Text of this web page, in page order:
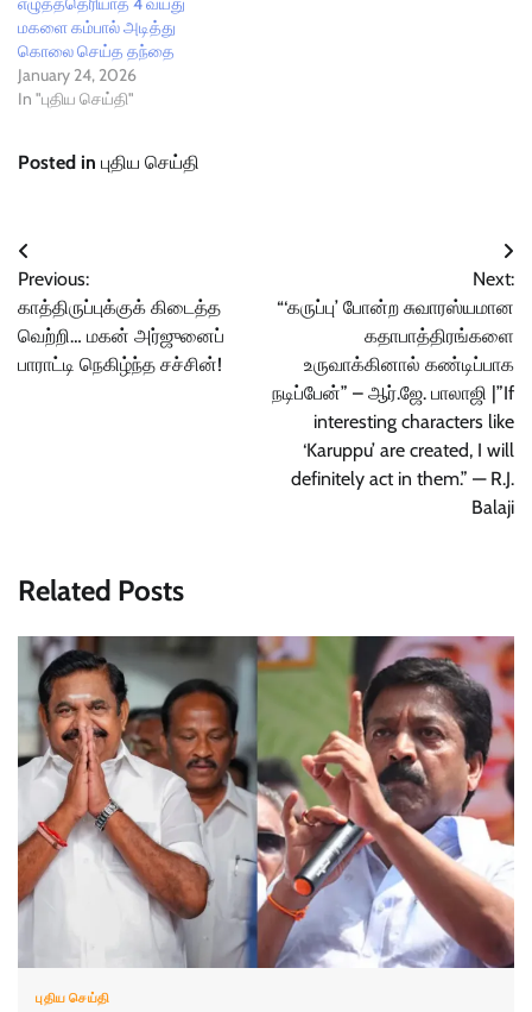
மகளை கம்பால் அடித்து
கொலை செய்த தந்தை
January 24, 2026
In "புதிய செய்தி"
Posted in புதிய செய்தி
Post
navigation
Previous:
காத்திருப்புக்குக் கிடைத்த
வெற்றி… மகன் அர்ஜுனைப்
பாராட்டி நெகிழ்ந்த சச்சின்!
Next:
“‘கருப்பு’ போன்ற சுவாரஸ்யமான
கதாபாத்திரங்களை
உருவாக்கினால் கண்டிப்பாக
நடிப்பேன்” – ஆர்.ஜே. பாலாஜி |”If
interesting characters like
‘Karuppu’ are created, I will
definitely act in them.” — R.J.
Balaji
Related Posts
புதிய செய்தி